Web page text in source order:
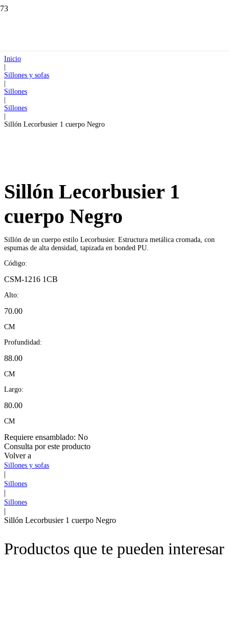
Inicio
Sillones y sofas
Sillones
Sillones
Sillón Lecorbusier 1 cuerpo Negro
Sillón Lecorbusier 1
cuerpo Negro
Sillón de un cuerpo estilo Lecorbusier. Estructura metálica cromada, con
espumas de alta densidad, tapizada en bonded PU.
Código:
CSM-1216 1CB
Alto:
70.00
CM
Profundidad:
88.00
CM
Largo:
80.00
CM
Requiere ensamblado: No
Consulta por este producto
Volver a
Sillones y sofas
Sillones
Sillones
Sillón Lecorbusier 1 cuerpo Negro
Productos que te pueden interesar